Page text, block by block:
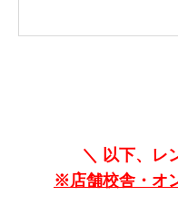
＼ 以下、レ
※店舗校舎・オ